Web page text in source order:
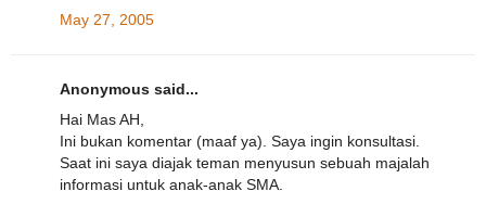
May 27, 2005
Anonymous said...
Hai Mas AH,
Ini bukan komentar (maaf ya). Saya ingin konsultasi.
Saat ini saya diajak teman menyusun sebuah majalah
informasi untuk anak-anak SMA.